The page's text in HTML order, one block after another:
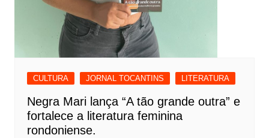
CULTURA JORNAL TOCANTINS LITERATURA
Negra Mari lança “A tão grande outra” e
fortalece a literatura feminina
rondoniense.